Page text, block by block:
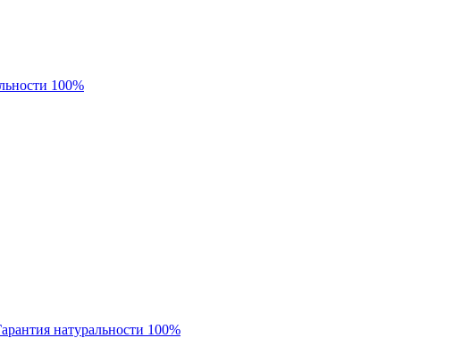
100%
натуральности 100%